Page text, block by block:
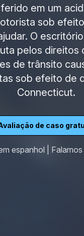
em um
sob
O
pelos direitos
de trânsito
sob efeito de
Connecticut.
de caso
espanhol |